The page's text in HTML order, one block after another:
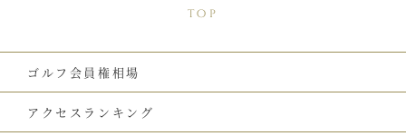
top
ゴルフ会員権相場
アクセスランキング